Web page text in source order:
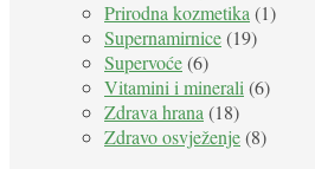
Prirodna kozmetika (1)
Supernamirnice(19)
Supervoće(6)
Vitamini i minerali (6)
Zdrava hrana (18)
Zdravo osvježenje(8)